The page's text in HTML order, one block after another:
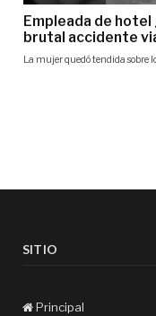
SITIO
Principal